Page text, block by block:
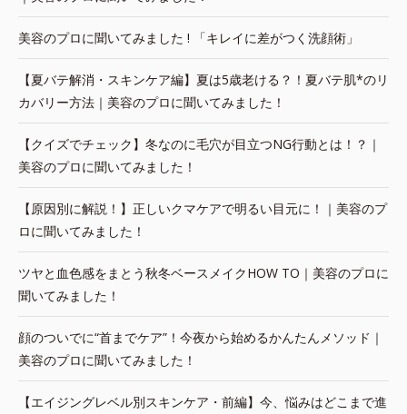
美容のプロに聞いてみました ! 「キレイに差がつく洗顔術」
【夏バテ解消・スキンケア編】夏は5歳老ける？！夏バテ肌*のリ
カバリー方法｜美容のプロに聞いてみました！
【クイズでチェック】冬なのに毛穴が目立つNG行動とは！？｜
美容のプロに聞いてみました！
【原因別に解説！】正しいクマケアで明るい目元に！｜美容のプ
ロに聞いてみました！
ツヤと血色感をまとう秋冬ベースメイクHOW TO｜美容のプロに
聞いてみました！
顔のついでに“首までケア”！今夜から始めるかんたんメソッド｜
美容のプロに聞いてみました！
【エイジングレベル別スキンケア・前編】今、悩みはどこまで進